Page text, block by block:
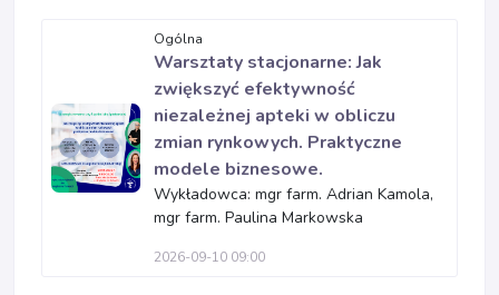
Ogólna
Warsztaty stacjonarne: Jak
zwiększyć efektywność
niezależnej apteki w obliczu
zmian rynkowych. Praktyczne
modele biznesowe.
Wykładowca: mgr farm. Adrian Kamola,
mgr farm. Paulina Markowska
2026-09-10 09:00